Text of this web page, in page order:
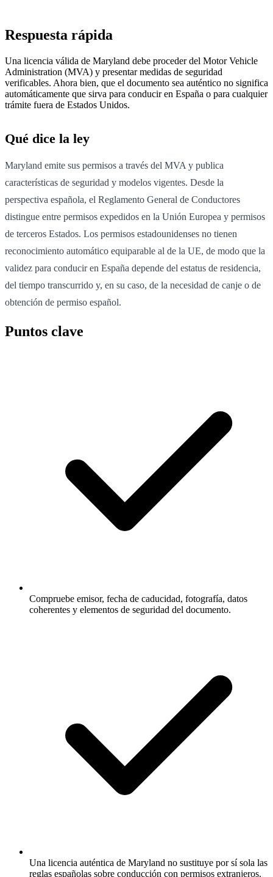
Respuesta rápida
Una licencia válida de Maryland debe proceder del Motor Vehicle
Administration (MVA) y presentar medidas de seguridad
verificables. Ahora bien, que el documento sea auténtico no significa
automáticamente que sirva para conducir en España o para cualquier
trámite fuera de Estados Unidos.
Qué dice la ley
Maryland emite sus permisos a través del MVA y publica
características de seguridad y modelos vigentes. Desde la
perspectiva española, el Reglamento General de Conductores
distingue entre permisos expedidos en la Unión Europea y permisos
de terceros Estados. Los permisos estadounidenses no tienen
reconocimiento automático equiparable al de la UE, de modo que la
validez para conducir en España depende del estatus de residencia,
del tiempo transcurrido y, en su caso, de la necesidad de canje o de
obtención de permiso español.
Puntos clave
Compruebe emisor, fecha de caducidad, fotografía, datos
coherentes y elementos de seguridad del documento.
Una licencia auténtica de Maryland no sustituye por sí sola las
reglas españolas sobre conducción con permisos extranjeros.